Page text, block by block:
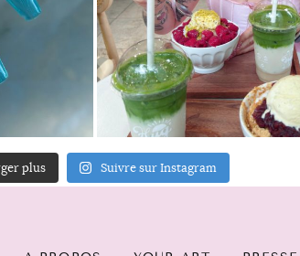
plus Suivre sur Instagram